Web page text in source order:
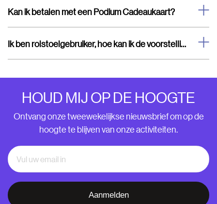
Kan ik betalen met een Podium Cadeaukaart?
Ik ben rolstoelgebruiker, hoe kan ik de voorstelling bezoeken?
HOUD MIJ OP DE HOOGTE
Ontvang onze tweewekelijkse nieuwsbrief om op de
hoogte te blijven van onze activiteiten.
Aanmelden